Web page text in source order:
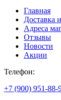
Главная
Доставка
Адреса
Отзывы
Новости
Акции
Телефон:
+7 (900) 951-88-